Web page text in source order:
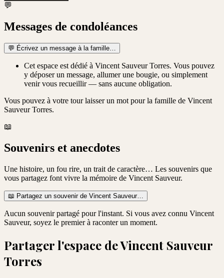
💬
Messages de condoléances
💬 Écrivez un message à la famille…
Cet espace est dédié à Vincent Sauveur Torres. Vous pouvez
y déposer un message, allumer une bougie, ou simplement
venir vous recueillir — sans aucune obligation.
Vous pouvez à votre tour laisser un mot pour la famille de Vincent
Sauveur Torres.
📖
Souvenirs et anecdotes
Une histoire, un fou rire, un trait de caractère… Les souvenirs que
vous partagez font vivre la mémoire de Vincent Sauveur.
📖 Partagez un souvenir de Vincent Sauveur…
Aucun souvenir partagé pour l'instant. Si vous avez connu Vincent
Sauveur, soyez le premier à raconter un moment.
Partager l'espace deVincent Sauveur
Torres